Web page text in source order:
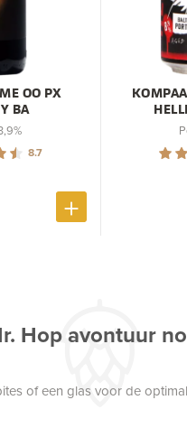
OO PX
BA
8.7
Hop avontuur
of een glas voor de